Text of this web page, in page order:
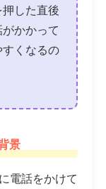
した直後
かかって
くなるの
景
電話をかけて